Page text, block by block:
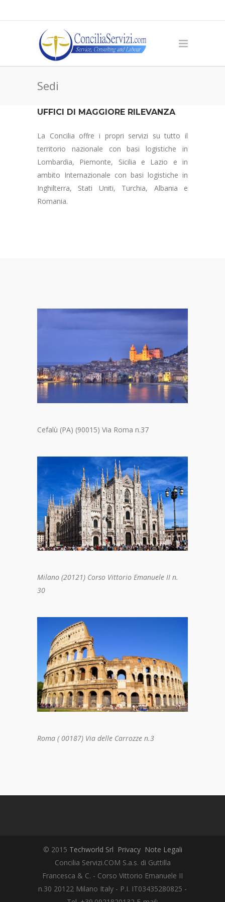
Sedi
UFFICI DI MAGGIORE RILEVANZA
La Concilia offre i propri servizi su tutto il
territorio nazionale con basi logistiche in
Lombardia, Piemonte, Sicilia e Lazio e in
ambito Internazionale con basi logistiche in
Inghilterra, Stati Uniti, Turchia, Albania e
Romania.
Cefalù (PA) (90015) Via Roma n.37
Milano (20121) Corso Vittorio Emanuele II n.
30
Roma ( 00187) Via delle Carrozze n.3
© 2015 Techworld Srl Privacy Note Legali
Concilia Servizi.COM S.a.s. di Guttilla
Francesca & C. - Corso Vittorio Emanuele II
n.30 20122 Milano Italy - P.I. IT03435280825 -